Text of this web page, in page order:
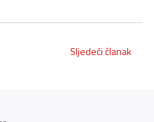
Sljedeći članak